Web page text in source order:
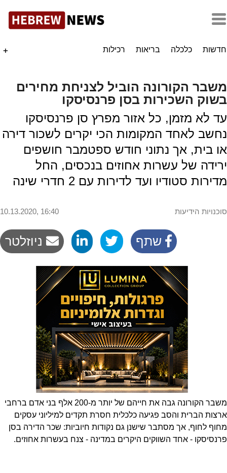
+ חדשות כלכלה בריאות רכילות
משבר הקורונה הוביל לצניחת מחירים
בשוק השכירות בסן פרנסיסקו
עד לא מזמן, כל אזור מפרץ סן פרנסיסקו
נחשב לאחד המקומות הכי יקרים לשכור דירה
או בית, אך נתוני חודש ספטמבר חושפים
ירידה של עשרות אחוזים בנכסים, החל
מדירות סטודיו ועד לדירות עם 2 חדרי שינה
10.13.2020, 16:40 סוכנויות הידיעות
משבר הקורונה גבה את חייהם של יותר מ-200 אלף בני אדם ברחבי
ארצות הברית והסב פגיעה כלכלית חסרת תקדים למיליוני עסקים
מחוף לחוף, אך מסתבר שישנן גם נקודות חיוביות: שכר הדירה בסן
פרנסיסקו - אחד השווקים היקרים במדינה - צנח בעשרות אחוזים.